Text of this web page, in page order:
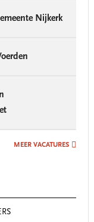
Nijkerk
MEER VACATURES